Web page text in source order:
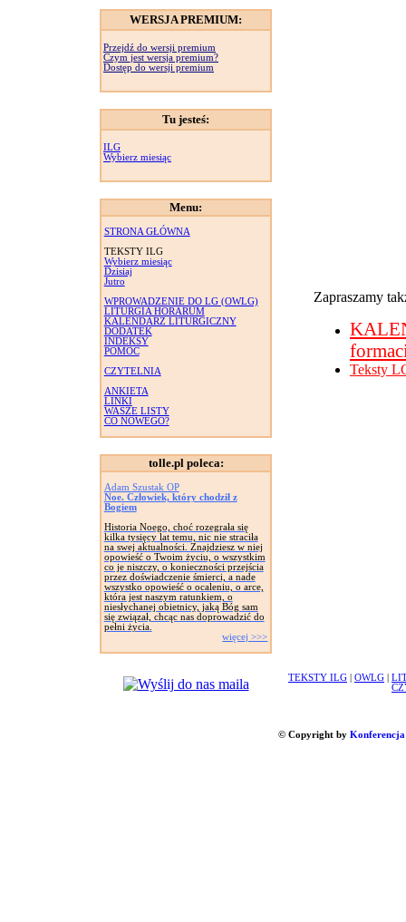
WERSJA PREMIUM:
Przejdź do wersji premium
Czym jest wersja premium?
Dostęp do wersji premium
Tu jesteś:
ILG
Wybierz miesiąc
Menu:
STRONA GŁÓWNA
TEKSTY ILG
Wybierz miesiąc
Dzisiaj
Jutro
WPROWADZENIE DO LG (OWLG)
LITURGIA HORARUM
KALENDARZ LITURGICZNY
DODATEK
INDEKSY
POMOC
CZYTELNIA
ANKIETA
LINKI
WASZE LISTY
CO NOWEGO?
tolle.pl poleca:
Adam Szustak OP
Noe. Człowiek, który chodził z
Bogiem
Historia Noego, choć rozegrała się
kilka tysięcy lat temu, nic nie straciła
na swej aktualności. Znajdziesz w niej
opowieść o Twoim życiu, o wszystkim
co je niszczy, o konieczności przejścia
przez doświadczenie śmierci, a nade
wszystko opowieść o ocaleniu, o arce,
która jest naszym ratunkiem, o
niesłychanej obietnicy, jaką Bóg sam
się związał, chcąc nas doprowadzić do
pełni życia.
więcej >>>
Zapraszamy
Teksty
TEKSTY ILG OWLG
© Copyright by Konferencja